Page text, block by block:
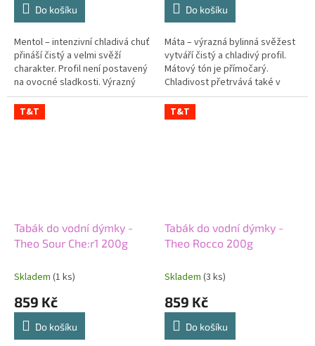
Do košíku
Mentol – intenzivní chladivá chuť
přináší čistý a velmi svěží
charakter. Profil není postavený
na ovocné sladkosti. Výrazný
chlad se rozvíjí od prvních tahů.
Střední síla...
Do košíku
Máta – výrazná bylinná svěžest
vytváří čistý a chladivý profil.
Mátový tón je přímočarý.
Chladivost přetrvává také v
dochuti. Střední síla dodává
směsi plnější charakter. Theo...
T&T
Tabák do vodní dýmky -
Theo Sour Che:r1 200g
Skladem (1 ks)
859 Kč
Do košíku
T&T
Tabák do vodní dýmky -
Theo Rocco 200g
Skladem (3 ks)
859 Kč
Do košíku